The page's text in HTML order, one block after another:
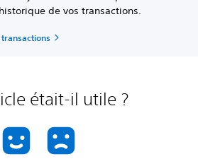
de vos transactions.
était-il utile ?